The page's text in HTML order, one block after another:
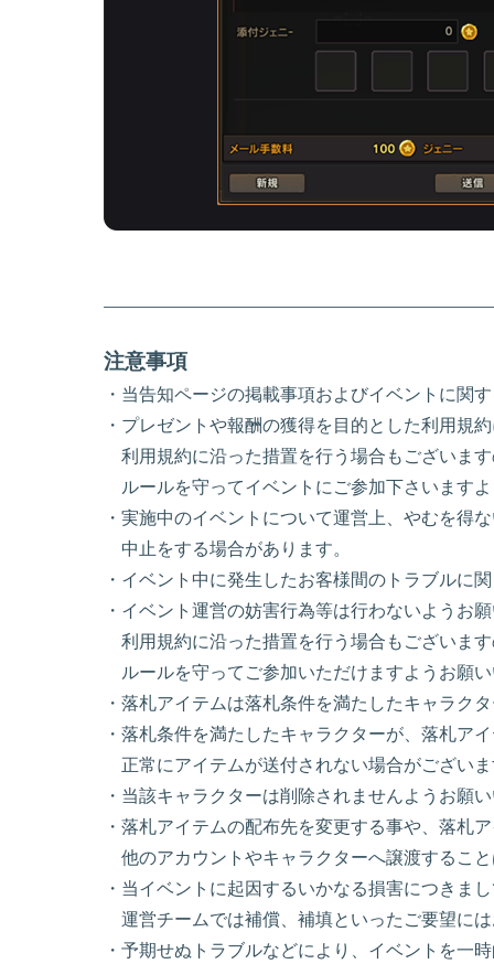
注意事項
・当告知ページの掲載事項およびイベントに関
・プレゼントや報酬の獲得を目的とした利用規
利用規約に沿った措置を行う場合もございま
ルールを守ってイベントにご参加下さいます
・実施中のイベントについて運営上、やむを得
中止をする場合があります。
・イベント中に発生したお客様間のトラブルに
・イベント運営の妨害行為等は行わないようお
利用規約に沿った措置を行う場合もございま
ルールを守ってご参加いただけますようお願
・落札アイテムは落札条件を満たしたキャラク
・落札条件を満たしたキャラクターが、落札
正常にアイテムが送付されない場合がござい
・当該キャラクターは削除されませんようお願
・落札アイテムの配布先を変更する事や、落札
他のアカウントやキャラクターへ譲渡するこ
・当イベントに起因するいかなる損害につきま
運営チームでは補償、補填といったご要望に
・予期せぬトラブルなどにより、イベントを一